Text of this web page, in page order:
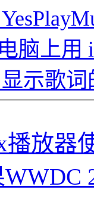
脑上用
示歌
播放器